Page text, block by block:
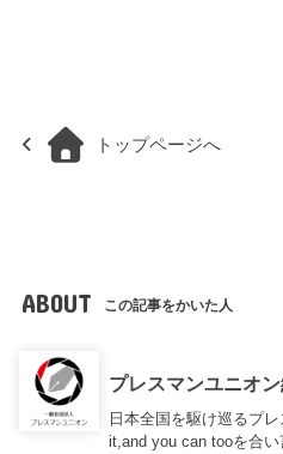
トップページへ
ABOUT この記事をかいた人
プレスマンユニオ
日本全国を駆け巡るプ
it,and you can tooを合